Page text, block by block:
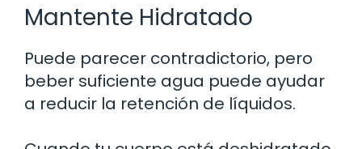
Mantente Hidratado
Puede parecer contradictorio, pero
beber suficiente agua puede ayudar
a reducir la retención de líquidos.